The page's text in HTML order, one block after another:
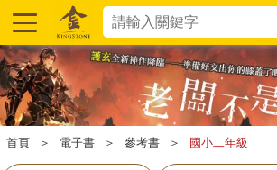
首頁 ＞ 電子書 ＞ 參考書 ＞ 國小二年級